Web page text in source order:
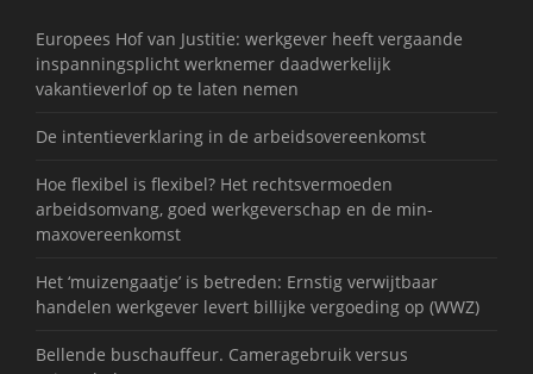
Europees Hof van Justitie: werkgever heeft vergaande
inspanningsplicht werknemer daadwerkelijk
vakantieverlof op te laten nemen
De intentieverklaring in de arbeidsovereenkomst
Hoe flexibel is flexibel? Het rechtsvermoeden
arbeidsomvang, goed werkgeverschap en de min-
maxovereenkomst
Het ‘muizengaatje’ is betreden: Ernstig verwijtbaar
handelen werkgever levert billijke vergoeding op (WWZ)
Bellende buschauffeur. Cameragebruik versus